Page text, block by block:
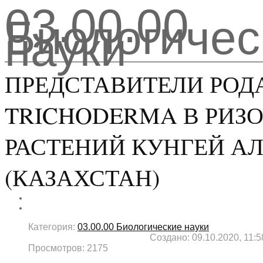
03.00.00
науки
ПРЕДСТАВИТЕЛИ
TRICHODERMA В
РАСТЕНИЙ КУНГЕЙ
(КАЗАХСТАН)
Категория: 03.00.00 Биологические науки
Создано: 09.10.2020,
Просмотров: 2175